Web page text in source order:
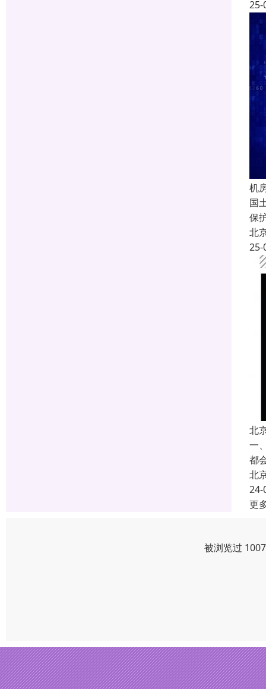
25-
机
国
保
北
25-
北
一
都
北
24-
更
被浏览过